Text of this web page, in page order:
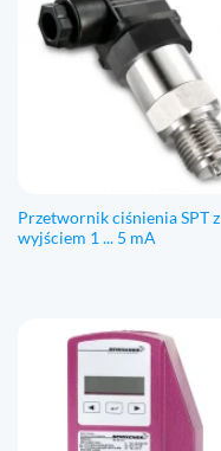
Przetwornik ciśnienia SPT z
wyjściem 1 ... 5 mA